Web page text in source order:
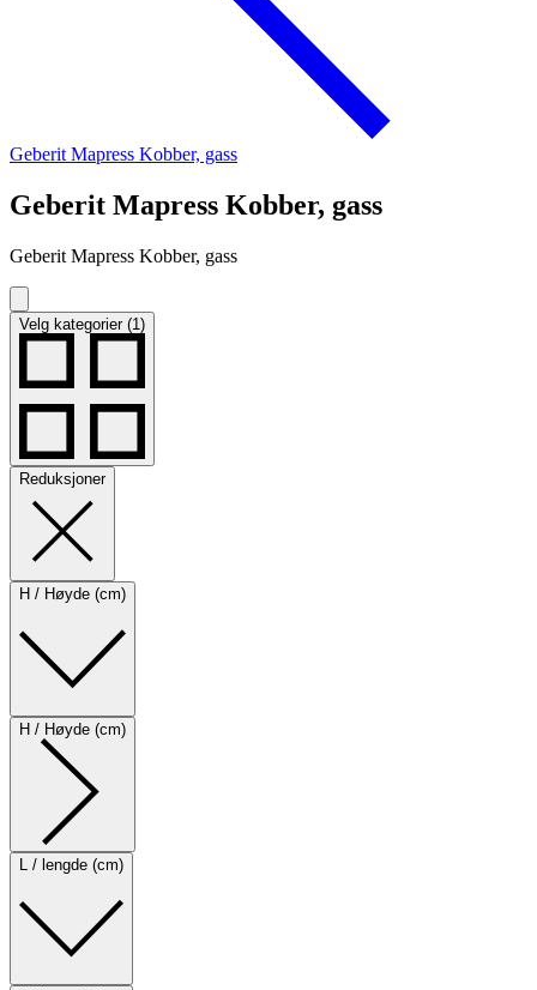
Geberit Mapress Kobber, gass
Geberit Mapress Kobber, gass
Geberit Mapress Kobber, gass
Velg kategorier (1)
Reduksjoner
H / Høyde (cm)
H / Høyde (cm)
L / lengde (cm)